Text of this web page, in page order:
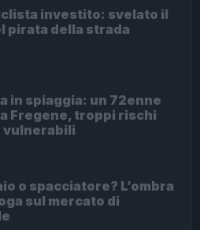
investito: svelato il
pirata della strada
in spiaggia: un 72enne
Fregene, troppi rischi
vulnerabili
o spacciatore? L’ombra
sul mercato di